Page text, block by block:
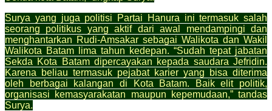
Surya yang juga politisi Partai Hanura ini termasuk salah
seorang politikus yang aktif dari awal mendampingi dan
menghantarkan Rudi-Amsakar sebagai Walikota dan Wakil
Walikota Batam lima tahun kedepan. “Sudah tepat jabatan
Sekda Kota Batam dipercayakan kepada saudara Jefridin.
Karena beliau termasuk pejabat karier yang bisa diterima
oleh berbagai kalangan di Kota Batam. Baik elit politik,
organisasi kemasyarakatan maupun kepemudaan,” tandas
Surya.